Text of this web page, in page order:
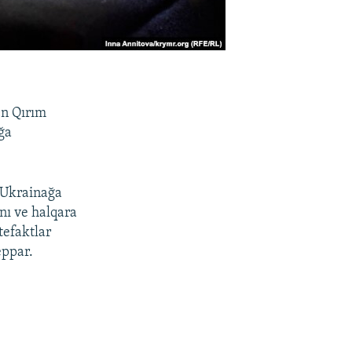
Qırım
ve halqara